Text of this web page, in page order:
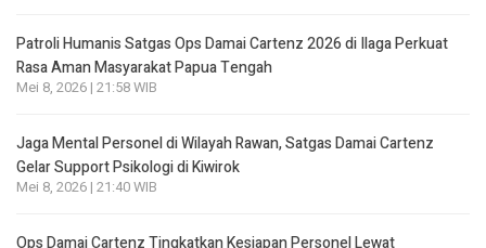
Patroli Humanis Satgas Ops Damai Cartenz 2026 di Ilaga Perkuat
Rasa Aman Masyarakat Papua Tengah
Mei 8, 2026 | 21:58 WIB
Jaga Mental Personel di Wilayah Rawan, Satgas Damai Cartenz
Gelar Support Psikologi di Kiwirok
Mei 8, 2026 | 21:40 WIB
Ops Damai Cartenz Tingkatkan Kesiapan Personel Lewat